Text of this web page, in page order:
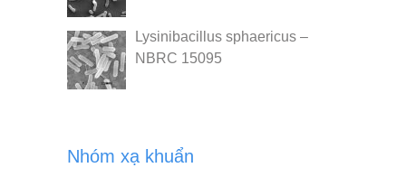
Lysinibacillus sphaericus –
NBRC 15095
Nhóm xạ khuẩn